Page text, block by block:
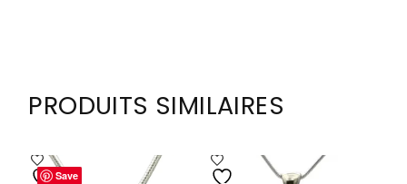
PRODUITS SIMILAIRES
Save
Save